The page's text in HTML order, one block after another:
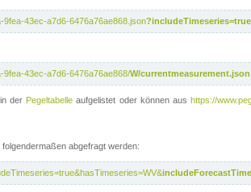
43ec-a7d6-6476a76ae868.json
43ec-a7d6-6476a76ae868/W/currentmeasurement.json
der Pegeltabelle aufgelistet oder können aushttps://
abgefragt werden: